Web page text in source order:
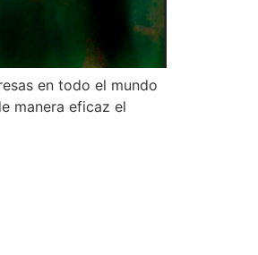
en todo el mundo
manera eficaz el